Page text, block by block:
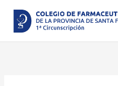
contenido